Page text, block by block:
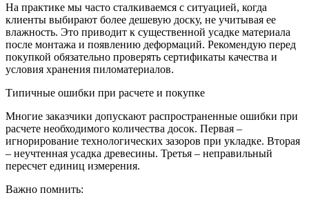
На практике мы часто сталкиваемся с ситуацией, когда
клиенты выбирают более дешевую доску, не учитывая ее
влажность. Это приводит к существенной усадке материала
после монтажа и появлению деформаций. Рекомендую перед
покупкой обязательно проверять сертификаты качества и
условия хранения пиломатериалов.
Типичные ошибки при расчете и покупке
Многие заказчики допускают распространенные ошибки при
расчете необходимого количества досок. Первая –
игнорирование технологических зазоров при укладке. Вторая
– неучтенная усадка древесины. Третья – неправильный
пересчет единиц измерения.
Важно помнить: